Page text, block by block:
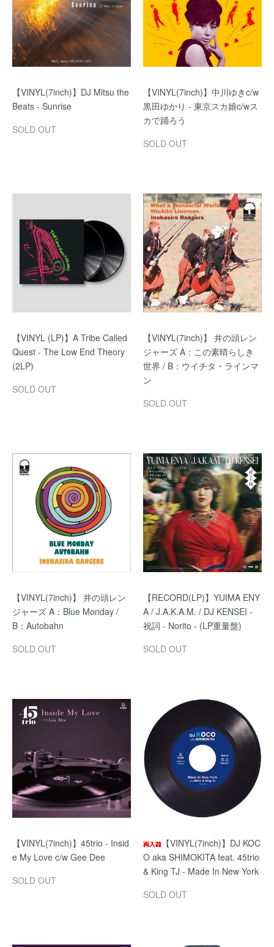
【VINYL(7inch)】DJ Mitsu the
Beats - Sunrise
SOLD OUT
【VINYL(7inch)】中川ゆきc/w
黒田ゆかり - 東京スカ娘c/wス
カで踊ろう
SOLD OUT
【VINYL (LP)】A Tribe Called
Quest - The Low End Theory
(2LP)
SOLD OUT
【VINYL(7inch)】 井の頭レン
ジャーズ A：この素晴らしき
世界 / B：ウイチタ・ラインマ
ン
SOLD OUT
【VINYL(7inch)】 井の頭レン
ジャーズ A：Blue Monday /
B：Autobahn
SOLD OUT
【RECORD(LP)】YUIMA ENY
A / J.A.K.A.M. / DJ KENSEI -
祝詞 - Norito - (LP重量盤)
SOLD OUT
【VINYL(7inch)】45trio - Insid
e My Love c/w Gee Dee
SOLD OUT
【VINYL(7inch)】DJ KOC
O aka SHIMOKITA feat. 45trio
& King TJ - Made In New York
SOLD OUT